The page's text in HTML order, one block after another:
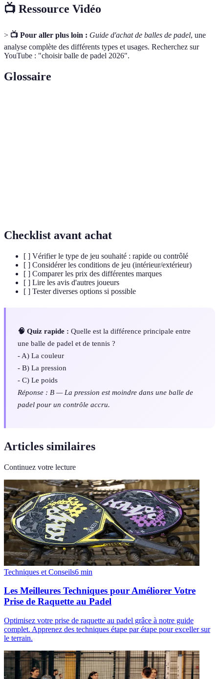
📺 Ressource Vidéo
> 📺 Pour aller plus loin : Guide d'achat de balles de padel, une
analyse complète des différents types et usages. Recherchez sur
YouTube : "choisir balle de padel 2026".
Glossaire
Checklist avant achat
[ ] Vérifier le type de jeu souhaité : rapide ou contrôlé
[ ] Considérer les conditions de jeu (intérieur/extérieur)
[ ] Comparer les prix des différentes marques
[ ] Lire les avis d'autres joueurs
[ ] Tester diverses options si possible
🧠 Quiz rapide : Quelle est la différence principale entre
une balle de padel et de tennis ?
- A) La couleur
- B) La pression
- C) Le poids
Réponse : B — La pression est moindre dans une balle de
padel pour un contrôle accru.
Articles similaires
Continuez votre lecture
Techniques et Conseils6 min
Les Meilleures Techniques pour Améliorer Votre
Prise de Raquette au Padel
Optimisez votre prise de raquette au padel grâce à notre guide
complet. Apprenez des techniques étape par étape pour exceller sur
le terrain.